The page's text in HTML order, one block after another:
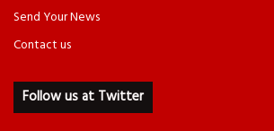
Send Your News
Contact us
Follow us at Twitter